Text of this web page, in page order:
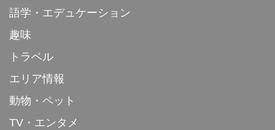
語学・エデュケーション
趣味
トラベル
エリア情報
動物・ペット
TV・エンタメ